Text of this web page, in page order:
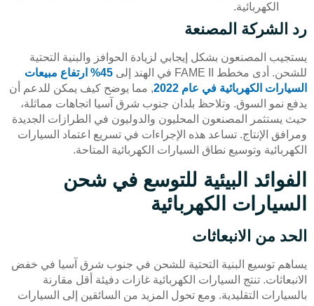
الكهربائية.
رد الشركة المصنعة
يستجيب المصنعون بشكل إيجابي لزيادة الحوافز والبنية التحتية
للشحن. أدى مخطط FAME II في الهند إلى
45% ارتفاع مبيعات
السيارات الكهربائية في عام 2022
, مما يوضح كيف يمكن للدعم أن
يدفع نمو السوق. وتلاحظ بلدان جنوب شرق آسيا اتجاهات مماثلة،
حيث يستثمر المصنعون المحليون والدوليون في الطرازات الجديدة
ومرافق الإنتاج. تساعد هذه الإجراءات في تسريع اعتماد السيارات
الكهربائية وتوسيع نطاق السيارات الكهربائية المتاحة.
الفوائد البيئية للتوسع في شحن
السيارات الكهربائية
الحد من الانبعاثات
يساهم توسيع البنية التحتية للشحن في جنوب شرق آسيا في خفض
الانبعاثات. تنتج السيارات الكهربائية غازات دفيئة أقل مقارنة
بالسيارات التقليدية. ومع تحول المزيد من السائقين إلى السيارات